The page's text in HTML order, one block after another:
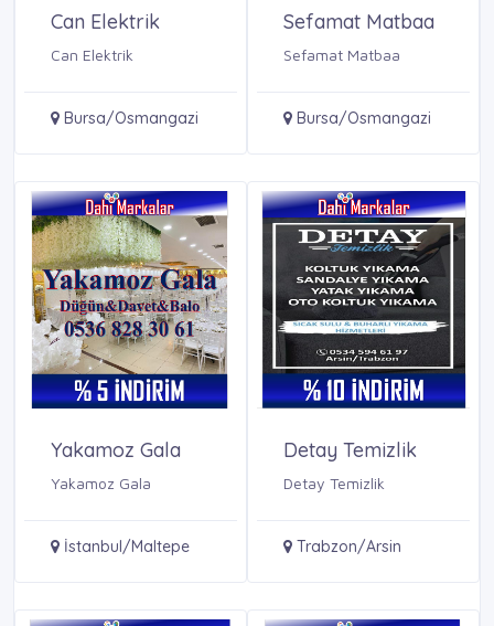
Can Elektrik
Can Elektrik
Bursa/Osmangazi
Sefamat Matbaa
Sefamat Matbaa
Bursa/Osmangazi
Yakamoz Gala
Yakamoz Gala
İstanbul/Maltepe
Detay Temizlik
Detay Temizlik
Trabzon/Arsin